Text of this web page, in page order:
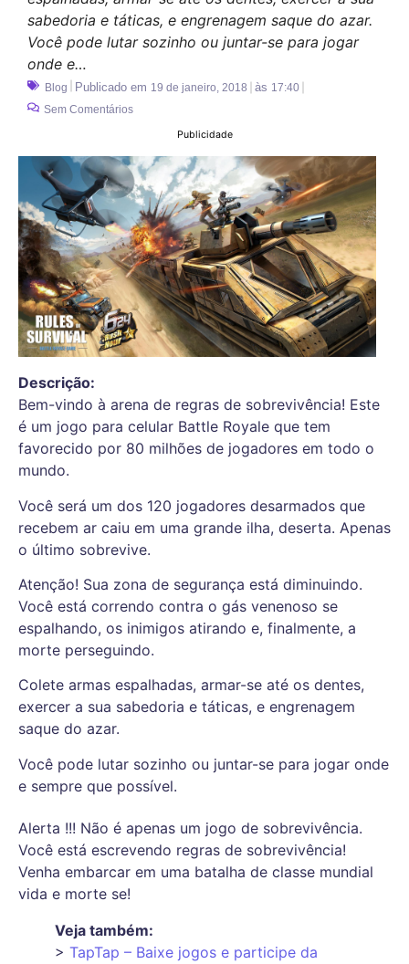
sabedoria e táticas, e engrenagem saque do azar.
Você pode lutar sozinho ou juntar-se para jogar
onde e…
Blog Publicado em 19 de janeiro, 2018 às 17:40
Sem Comentários
Publicidade
Descrição:
Bem-vindo à arena de regras de sobrevivência! Este
é um jogo para celular Battle Royale que tem
favorecido por 80 milhões de jogadores em todo o
mundo.
Você será um dos 120 jogadores desarmados que
recebem ar caiu em uma grande ilha, deserta. Apenas
o último sobrevive.
Atenção! Sua zona de segurança está diminuindo.
Você está correndo contra o gás venenoso se
espalhando, os inimigos atirando e, finalmente, a
morte perseguindo.
Colete armas espalhadas, armar-se até os dentes,
exercer a sua sabedoria e táticas, e engrenagem
saque do azar.
Você pode lutar sozinho ou juntar-se para jogar onde
e sempre que possível.
Alerta !!! Não é apenas um jogo de sobrevivência.
Você está escrevendo regras de sobrevivência!
Venha embarcar em uma batalha de classe mundial
vida e morte se!
Veja também:
> TapTap – Baixe jogos e participe da